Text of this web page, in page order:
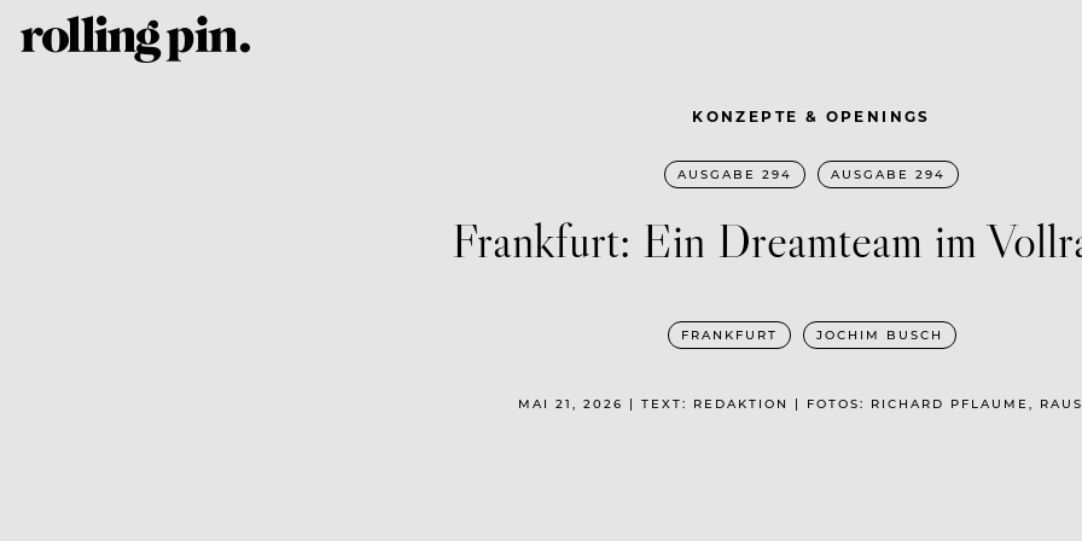
KONZEPTE & OPENINGS
AUSGABE 294 AUSGABE 294
Frankfurt: Ein Dreamteam im
FRANKFURT JOCHIM BUSCH
MAI 21, 2026 | TEXT: REDAKTION | FOTOS: RICHARD PFLAUME,